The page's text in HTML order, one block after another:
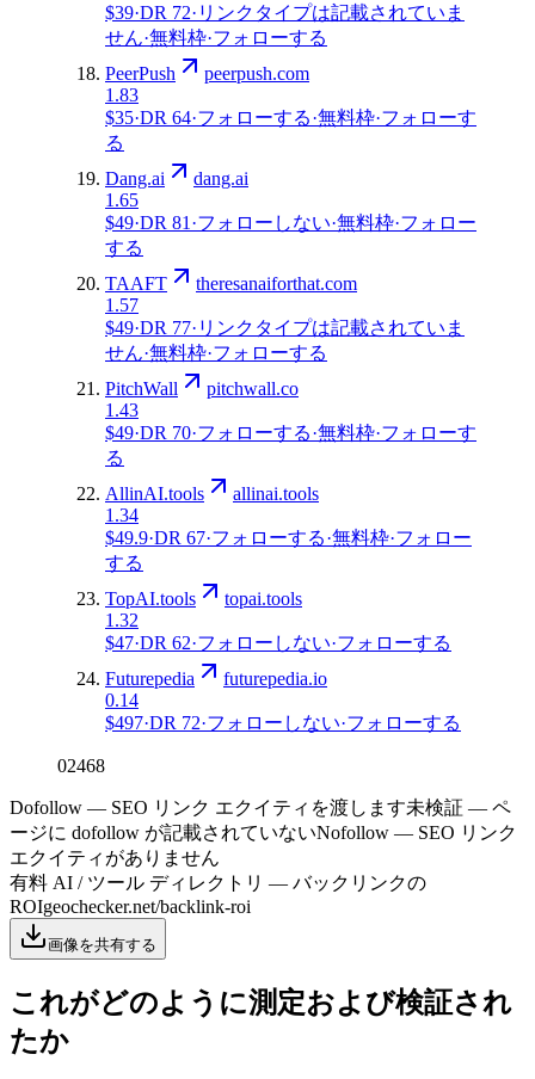
$39·DR 72· リンクタイプは記載されていま
せん·無料枠·フォローする
PeerPush
peerpush.com
1.83
$35·DR 64·フォローする·無料枠·フォローす
る
Dang.ai
dang.ai
1.65
$49·DR 81 ·フォローしない·無料枠·フォロー
する
TAAFT
theresanaiforthat.com
1.57
$49·DR 77· リンクタイプは記載されていま
せん·無料枠·フォローする
PitchWall
pitchwall.co
1.43
$49·DR 70·フォローする·無料枠·フォローす
る
AllinAI.tools
allinai.tools
1.34
$49.9·DR 67·フォローする·無料枠·フォロー
する
TopAI.tools
topai.tools
1.32
$47·DR 62·フォローしない·フォローする
Futurepedia
futurepedia.io
0.14
$497·DR 72·フォローしない·フォローする
02468
Dofollow — SEO リンク エクイティを渡します未検証 — ペ
ージに dofollow が記載されていないNofollow — SEO リンク
エクイティがありません
有料 AI / ツール ディレクトリ — バックリンクの
ROIgeochecker.net/backlink-roi
画像を共有する
これがどのように測定および検証され
たか